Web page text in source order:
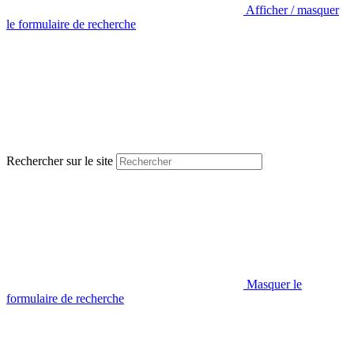
Afficher / masquer
le formulaire de recherche
Rechercher sur le site
Masquer le
formulaire de recherche